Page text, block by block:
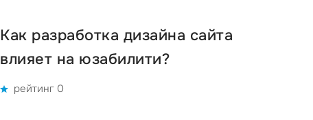
Как разработка дизайна сайта
влияет на юзабилити?
рейтинг 0